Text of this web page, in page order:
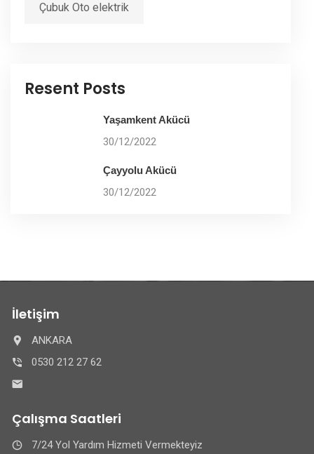
Çubuk Oto elektrik
Resent Posts
Yaşamkent Akücü
30/12/2022
Çayyolu Akücü
30/12/2022
İletişim
ANKARA
0530 212 27 62
Çalışma Saatleri
7/24 Yol Yardım Hizmeti Vermekteyiz